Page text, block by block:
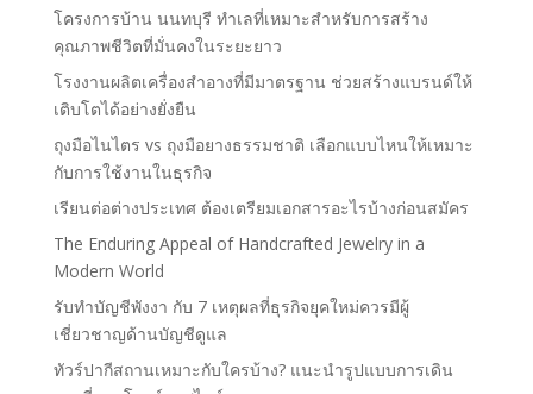
โครงการบ้าน นนทบุรี ทำเลที่เหมาะสำหรับการสร้าง
คุณภาพชีวิตที่มั่นคงในระยะยาว
โรงงานผลิตเครื่องสำอางที่มีมาตรฐาน ช่วยสร้างแบรนด์ให้
เติบโตได้อย่างยั่งยืน
ถุงมือไนไตร vs ถุงมือยางธรรมชาติ เลือกแบบไหนให้เหมาะ
กับการใช้งานในธุรกิจ
เรียนต่อต่างประเทศ ต้องเตรียมเอกสารอะไรบ้างก่อนสมัคร
The Enduring Appeal of Handcrafted Jewelry in a
Modern World
รับทำบัญชีพังงา กับ 7 เหตุผลที่ธุรกิจยุคใหม่ควรมีผู้
เชี่ยวชาญด้านบัญชีดูแล
ทัวร์ปากีสถานเหมาะกับใครบ้าง? แนะนำรูปแบบการเดิน